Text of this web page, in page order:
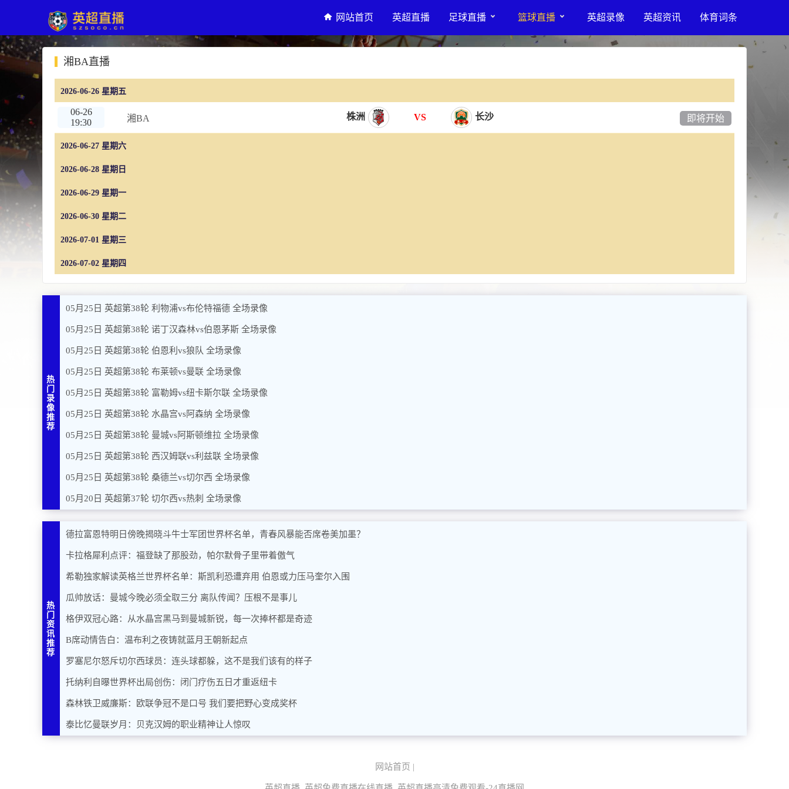
网站首页 英超直播 足球直播 篮球直播 英超录像 英超资讯 体育词条
湘BA直播
2026-06-26 星期五
06-26
19:30
湘BA 株洲 VS 长沙 即将开始
2026-06-27 星期六
2026-06-28 星期日
2026-06-29 星期一
2026-06-30 星期二
2026-07-01 星期三
2026-07-02 星期四
热
门
录
像
推
荐
05月25日 英超第38轮 利物浦vs布伦特福德 全场录像
05月25日 英超第38轮 诺丁汉森林vs伯恩茅斯 全场录像
05月25日 英超第38轮 伯恩利vs狼队 全场录像
05月25日 英超第38轮 布莱顿vs曼联 全场录像
05月25日 英超第38轮 富勒姆vs纽卡斯尔联 全场录像
05月25日 英超第38轮 水晶宫vs阿森纳 全场录像
05月25日 英超第38轮 曼城vs阿斯顿维拉 全场录像
05月25日 英超第38轮 西汉姆联vs利兹联 全场录像
05月25日 英超第38轮 桑德兰vs切尔西 全场录像
05月20日 英超第37轮 切尔西vs热刺 全场录像
热
门
资
讯
推
荐
德拉富恩特明日傍晚揭晓斗牛士军团世界杯名单，青春风暴能否席卷美加墨？
卡拉格犀利点评：福登缺了那股劲，帕尔默骨子里带着傲气
希勒独家解读英格兰世界杯名单：斯凯利恐遭弃用 伯恩或力压马奎尔入围
瓜帅放话：曼城今晚必须全取三分 离队传闻？压根不是事儿
格伊双冠心路：从水晶宫黑马到曼城新锐，每一次捧杯都是奇迹
B席动情告白：温布利之夜铸就蓝月王朝新起点
罗塞尼尔怒斥切尔西球员：连头球都躲，这不是我们该有的样子
托纳利自曝世界杯出局创伤：闭门疗伤五日才重返纽卡
森林铁卫威廉斯：欧联争冠不是口号 我们要把野心变成奖杯
泰比忆曼联岁月：贝克汉姆的职业精神让人惊叹
网站首页 |